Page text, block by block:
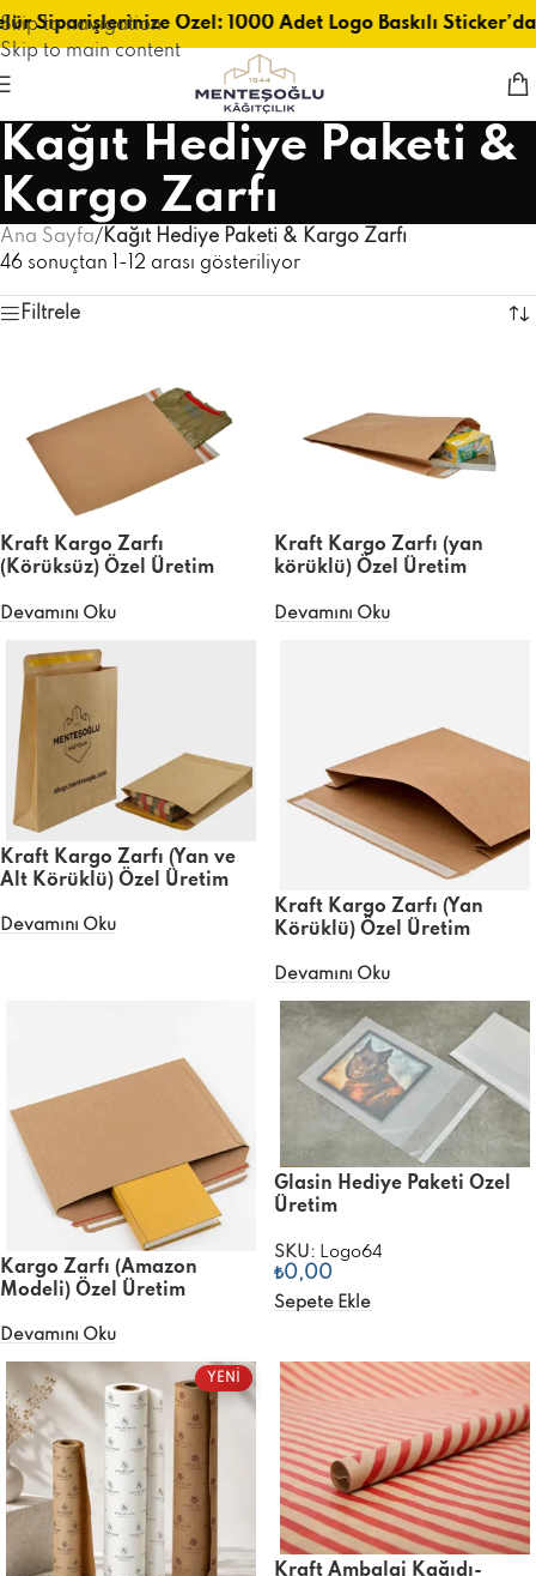
Skip to navigation
Skip to main content
Siparişlerinize Özel: 1000 Adet Logo Baskılı
Kağıt Hediye Paketi &
Kargo Zarfı
Ana Sayfa/ Kağıt Hediye Paketi & Kargo Zarfı
46 sonuçtan 1-12 arası gösteriliyor
Filtrele
Kraft Kargo Zarfı
(Körüksüz) Özel Üretim
Devamını Oku
Kraft Kargo Zarfı (yan
körüklü) Özel Üretim
Devamını Oku
Kraft Kargo Zarfı (Yan ve
Alt Körüklü) Özel Üretim
Devamını Oku
Kraft Kargo Zarfı (Yan
Körüklü) Özel Üretim
Devamını Oku
Kargo Zarfı (Amazon
Modeli) Özel Üretim
Devamını Oku
Glasin Hediye Paketi Özel
Üretim
SKU: Logo64
₺0,00
Sepete Ekle
YENİ
Kraft Ambalaj Kağıdı-